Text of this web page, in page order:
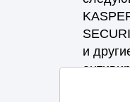
и